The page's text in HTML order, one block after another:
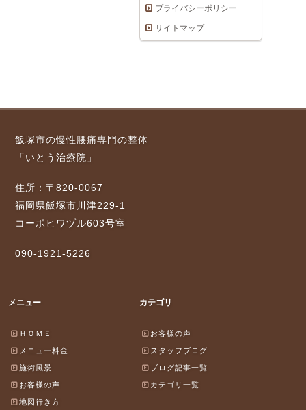
プライバシーポリシー
サイトマップ
飯塚市の慢性腰痛専門の整体
「いとう治療院」
住所：〒820-0067
福岡県飯塚市川津229-1
コーポヒワヅル603号室
090-1921-5226
メニュー
ＨＯＭＥ
メニュー料金
施術風景
お客様の声
地図行き方
カテゴリ
お客様の声
スタッフブログ
ブログ記事一覧
カテゴリ一覧